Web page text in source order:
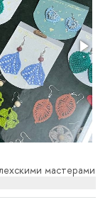
мастерами